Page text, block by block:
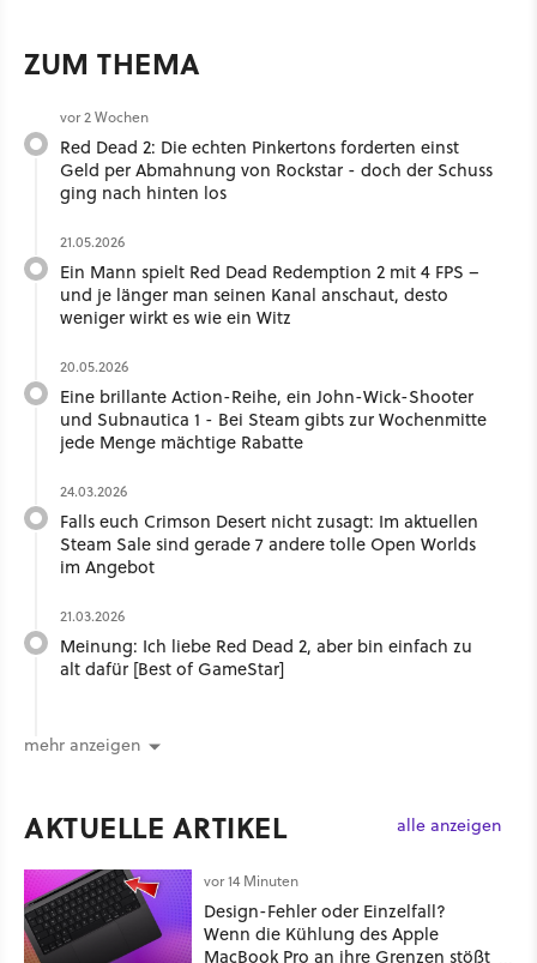
ZUM THEMA
vor 2 Wochen
Red Dead 2: Die echten Pinkertons forderten einst
Geld per Abmahnung von Rockstar - doch der Schuss
ging nach hinten los
21.05.2026
Ein Mann spielt Red Dead Redemption 2 mit 4 FPS –
und je länger man seinen Kanal anschaut, desto
weniger wirkt es wie ein Witz
20.05.2026
Eine brillante Action-Reihe, ein John-Wick-Shooter
und Subnautica 1 - Bei Steam gibts zur Wochenmitte
jede Menge mächtige Rabatte
24.03.2026
Falls euch Crimson Desert nicht zusagt: Im aktuellen
Steam Sale sind gerade 7 andere tolle Open Worlds
im Angebot
21.03.2026
Meinung: Ich liebe Red Dead 2, aber bin einfach zu
alt dafür [Best of GameStar]
mehr anzeigen
AKTUELLE ARTIKEL alle anzeigen
vor 14 Minuten
Design-Fehler oder Einzelfall?
Wenn die Kühlung des Apple
MacBook Pro an ihre Grenzen stößt